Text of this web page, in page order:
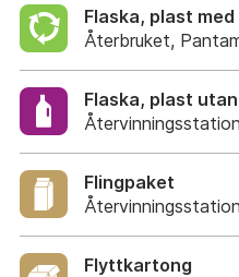
Flaska, plast
Återbruket,
Flaska, plast
Flingpaket
Flyttkartong